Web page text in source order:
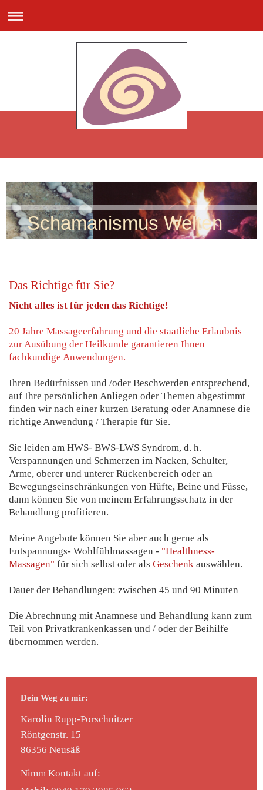
Schamanismus Welten
Das Richtige für Sie?
Nicht alles ist für jeden das Richtige!
20 Jahre Massageerfahrung und die staatliche Erlaubnis
zur Ausübung der Heilkunde garantieren Ihnen
fachkundige Anwendungen.
Ihren Bedürfnissen und /oder Beschwerden entsprechend,
auf Ihre persönlichen Anliegen oder Themen abgestimmt
finden wir nach einer kurzen Beratung oder Anamnese die
richtige Anwendung / Therapie für Sie.
Sie leiden am HWS- BWS-LWS Syndrom, d. h.
Verspannungen und Schmerzen im Nacken, Schulter,
Arme, oberer und unterer Rückenbereich oder an
Bewegungseinschränkungen von Hüfte, Beine und Füsse,
dann können Sie von meinem Erfahrungsschatz in der
Behandlung profitieren.
Meine Angebote können Sie aber auch gerne als
Entspannungs- Wohlfühlmassagen - "Healthness-
Massagen" für sich selbst oder als Geschenk auswählen.
Dauer der Behandlungen: zwischen 45 und 90 Minuten
Die Abrechnung mit Anamnese und Behandlung kann zum
Teil von Privatkrankenkassen und / oder der Beihilfe
übernommen werden.
Dein Weg zu mir:
Karolin Rupp-Porschnitzer
Röntgenstr. 15
86356 Neusäß
Nimm Kontakt auf: